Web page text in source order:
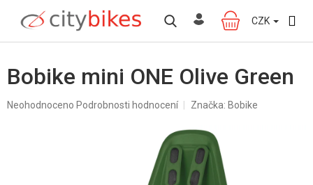
obsah
NÁKUPNÍ
KOŠÍK
CZK
Bobike mini ONE Olive Green
Průměrné
Neohodnoceno Podrobnosti hodnocení Značka: Bobike